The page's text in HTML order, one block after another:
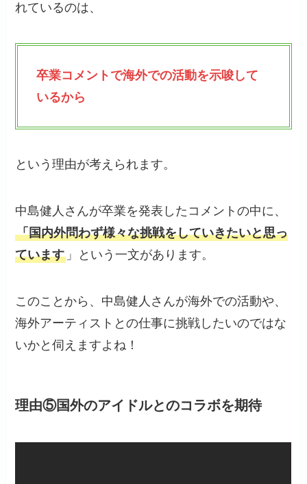
れているのは、
卒業コメントで海外での活動を示唆して
いるから
という理由が考えられます。
中島健人さんが卒業を発表したコメントの中に、
「国内外問わず様々な挑戦をしていきたいと思っ
ています 」という一文があります。
このことから、中島健人さんが海外での活動や、
海外アーティストとの仕事に挑戦したいのではな
いかと伺えますよね！
理由⑤国外のアイドルとのコラボを期待